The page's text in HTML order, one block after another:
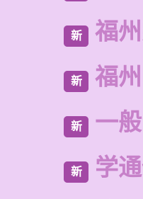
新 福
新 福
新 一
新 学